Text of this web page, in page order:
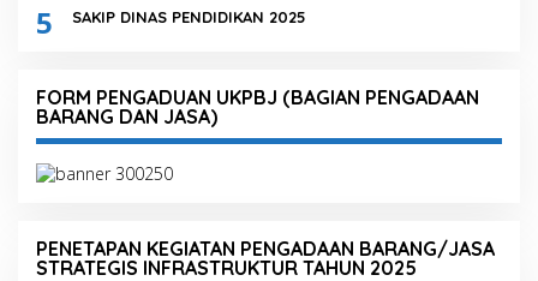
5 SAKIP DINAS PENDIDIKAN 2025
FORM PENGADUAN UKPBJ (BAGIAN PENGADAAN
BARANG DAN JASA)
PENETAPAN KEGIATAN PENGADAAN BARANG/JASA
STRATEGIS INFRASTRUKTUR TAHUN 2025